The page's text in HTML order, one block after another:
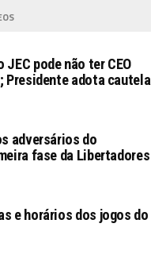
JEC pode não ter CEO
Presidente adota cautela
adversários do
fase da Libertadores
e horários dos jogos do